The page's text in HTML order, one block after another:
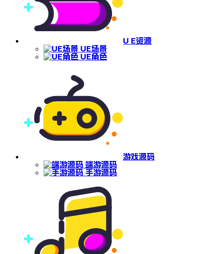
U E资源
UE场景
UE角色
游戏源码
端游源码
手游源码